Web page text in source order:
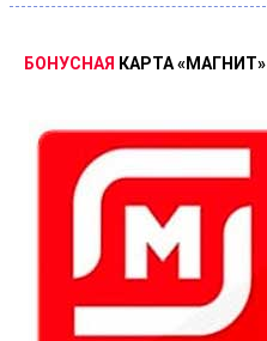
БОНУСНАЯ КАРТА«МАГНИТ»